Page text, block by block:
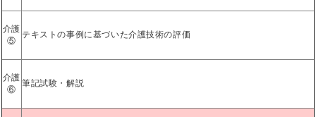
介護
⑤
テキストの事例に基づいた介護技術の評価
介護
⑥
筆記試験・解説